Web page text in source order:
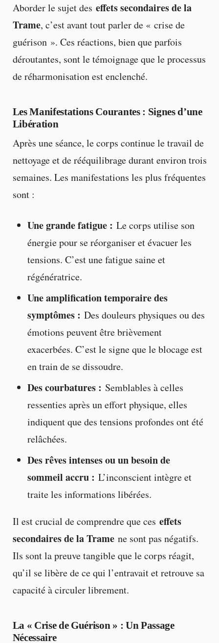
Aborder le sujet des effets secondaires de la
Trame, c’est avant tout parler de « crise de
guérison ». Ces réactions, bien que parfois
déroutantes, sont le témoignage que le processus
de réharmonisation est enclenché.
Les Manifestations Courantes : Signes d’une
Libération
Après une séance, le corps continue le travail de
nettoyage et de rééquilibrage durant environ trois
semaines. Les manifestations les plus fréquentes
sont :
Une grande fatigue : Le corps utilise son
énergie pour se réorganiser et évacuer les
tensions. C’est une fatigue saine et
régénératrice.
Une amplification temporaire des
symptômes : Des douleurs physiques ou des
émotions peuvent être brièvement
exacerbées. C’est le signe que le blocage est
en train de se dissoudre.
Des courbatures : Semblables à celles
ressenties après un effort physique, elles
indiquent que des tensions profondes ont été
relâchées.
Des rêves intenses ou un besoin de
sommeil accru : L’inconscient intègre et
traite les informations libérées.
Il est crucial de comprendre que ces effets
secondaires de la Tramene sont pas négatifs.
Ils sont la preuve tangible que le corps réagit,
qu’il se libère de ce qui l’entravait et retrouve sa
capacité à circuler librement.
La « Crise de Guérison » : Un Passage
Nécessaire